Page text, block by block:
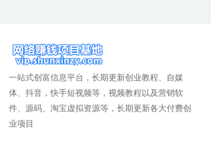
一站式创富信息平台，长期更新创业教程、自媒
体、抖音，快手短视频等，视频教程以及营销软
件、源码、淘宝虚拟资源等，长期更新各大付费创
业项目